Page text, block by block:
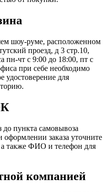
шоу-руме, расположенном
проезд, д 3 стр.10,
пн-чт с 9:00 до 18:00, пт с
при себе необходимо
удостоверение для
пункта самовывоза
заказа уточните
а также ФИО и телефон для
компанией